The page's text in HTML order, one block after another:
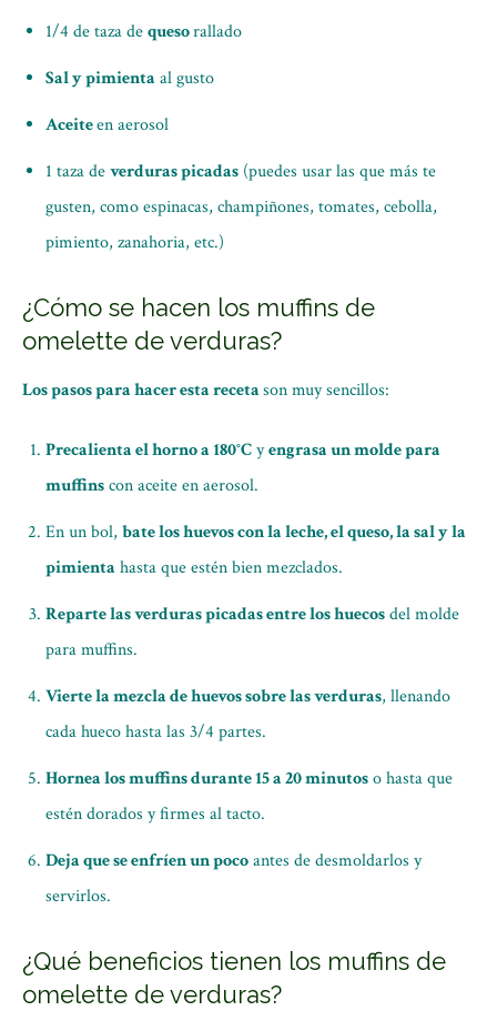
1/4 de taza dequesorallado
Sal y pimienta al gusto
Aceiteen aerosol
1 taza deverduras picadas (puedes usar las que más te
gusten, como espinacas, champiñones, tomates, cebolla,
pimiento, zanahoria, etc.)
¿Cómo se hacen los muffins de
omelette de verduras?
Los pasos para hacer esta recetason muy sencillos:
Precalienta el horno a 180°Cyengrasa un molde para
muffinscon aceite en aerosol.
En un bol, bate los huevos con la leche, el queso, la sal y la
pimienta hasta que estén bien mezclados.
Reparte las verduras picadas entre los huecosdel molde
para muffins.
Vierte la mezcla de huevos sobre las verduras, llenando
cada hueco hasta las 3/4 partes.
Hornea los muffins durante 15 a 20 minutoso hasta que
estén dorados y firmes al tacto.
Deja que se enfríen un pocoantes de desmoldarlos y
servirlos.
¿Qué beneficios tienen los muffins de
omelette de verduras?